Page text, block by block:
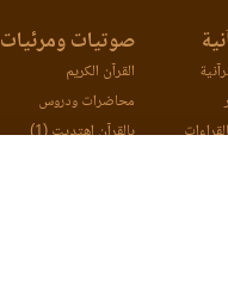
صوتيات ومرئيات
القرآن الكريم
محاضرات ودروس
بالقرآن اهتديت (1)